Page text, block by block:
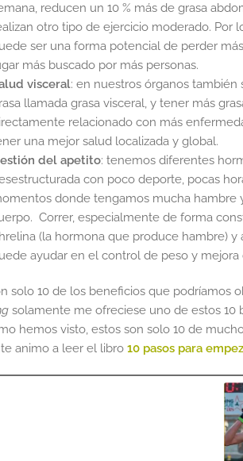
reducen un 10 % más de grasa
otro tipo de ejercicio moderado. Por
ser una forma potencial de perder
más buscado por más personas.
visceral: en nuestros órganos también
llamada grasa visceral, y tener más
relacionado con más
una mejor salud localizada y global.
del apetito: tenemos diferentes
con poco deporte, pocas
donde tengamos mucha hambre
Correr, especialmente de forma
(la hormona que produce hambre)
ayudar en el control de peso y
solo 10 de los beneficios que podríamos
solamente me ofreciese uno de estos 10
hemos visto, estos son solo 10 de
animo a leer el libro 10 pasos para